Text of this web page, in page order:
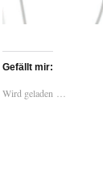
Gefällt mir:
Wird geladen …